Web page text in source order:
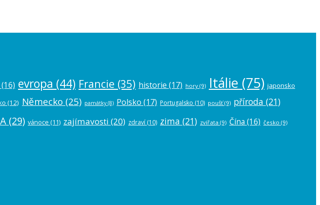
(16) evropa (44) Francie (35) historie (17) hory (9) Itálie (75) japonsko
(12) Německo (25) památky(8) Polsko (17) Portugalsko (10) poušť(9) příroda (21)
(29) vánoce (11) zajímavosti (20) zdraví (10) zima (21) zvířata (9) Čína (16) česko (9)